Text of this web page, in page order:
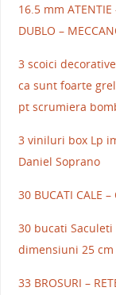
16.5 mm ATENTIE
DUBLO –
3 scoici
ca sunt foarte
pt scrumiera
3 viniluri box Lp
Daniel Soprano
30 BUCATI CALE
30 bucati
dimensiuni 25 cm
33 BROSURI –